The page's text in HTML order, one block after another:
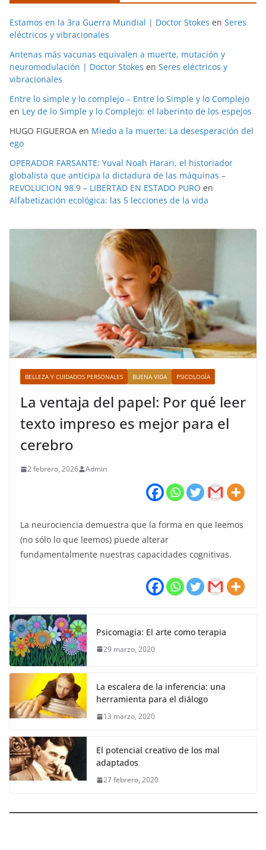
Estamos en la 3ra Guerra Mundial | Doctor Stokes en Seres
eléctricos y vibracionales
Antenas más vacunas equivalen a muerte, mutación y
neuromodulación | Doctor Stokes en Seres eléctricos y
vibracionales
Entre lo simple y lo complejo – Entre lo Simple y lo Complejo
en Ley de lo Simple y lo Complejo: el laberinto de los espejos
HUGO FIGUEROA en Miedo a la muerte: La desesperación del
ego
OPERADOR FARSANTE: Yuval Noah Harari, el historiador
globalista que anticipa la dictadura de las máquinas –
REVOLUCION 98.9 – LIBERTAD EN ESTADO PURO en
Alfabetización ecológica: las 5 lecciones de la vida
BELLEZA Y CUIDADOS PERSONALES BUENA VIDA PSICOLOGÍA
La ventaja del papel: Por qué leer
texto impreso es mejor para el
cerebro
2 febrero, 2026 Admin
La neurociencia demuestra que la forma en que leemos
(no sólo lo que leemos) puede alterar
fundamentalmente nuestras capacidades cognitivas.
Psicomagia: El arte como terapia
29 marzo, 2020
La escalera de la inferencia: una
herramienta para el diálogo
13 marzo, 2020
El potencial creativo de los mal
adaptados
27 febrero, 2020